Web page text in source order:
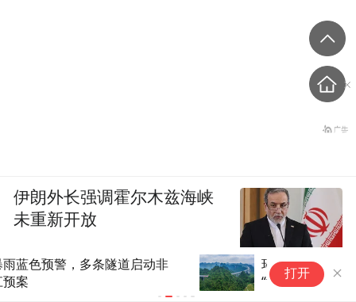
环绕全国！2.7万公里沿边沿海
加拿大一省
打开
伊朗外长强调霍尔木兹海峡
未重新开放